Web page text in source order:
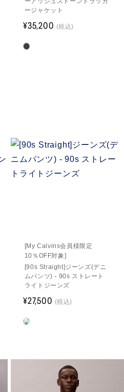
ージャケット
¥35,200 (税込)
[My Calvins会員様限定
10％OFF対象]
[90s Straight]ジーンズ(デニ
ムパンツ) - 90s ストレート
ライトジーンズ
¥27,500 (税込)